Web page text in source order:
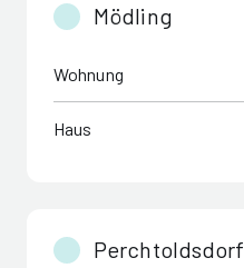
Mödling
Wohnung
Haus
Perchtoldsdorf